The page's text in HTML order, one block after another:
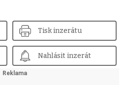
Tisk inzerátu
Nahlásit inzerát